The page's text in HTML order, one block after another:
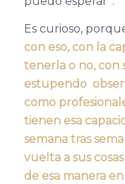
Es curioso,
con eso, con la
tenerla o no, con
estupendo
como
tienen esa
semana tras
vuelta a sus
de esa manera